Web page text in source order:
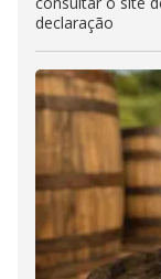
declaração